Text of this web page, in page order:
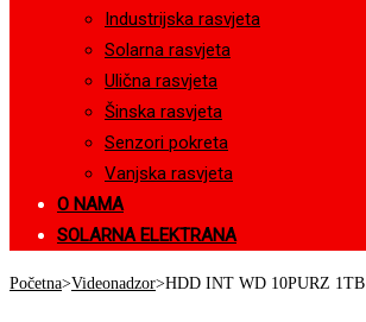
Industrijska rasvjeta
Solarna rasvjeta
Ulična rasvjeta
Šinska rasvjeta
Senzori pokreta
Vanjska rasvjeta
O NAMA
SOLARNA ELEKTRANA
Početna>Videonadzor>HDD INT WD 10PURZ 1TB